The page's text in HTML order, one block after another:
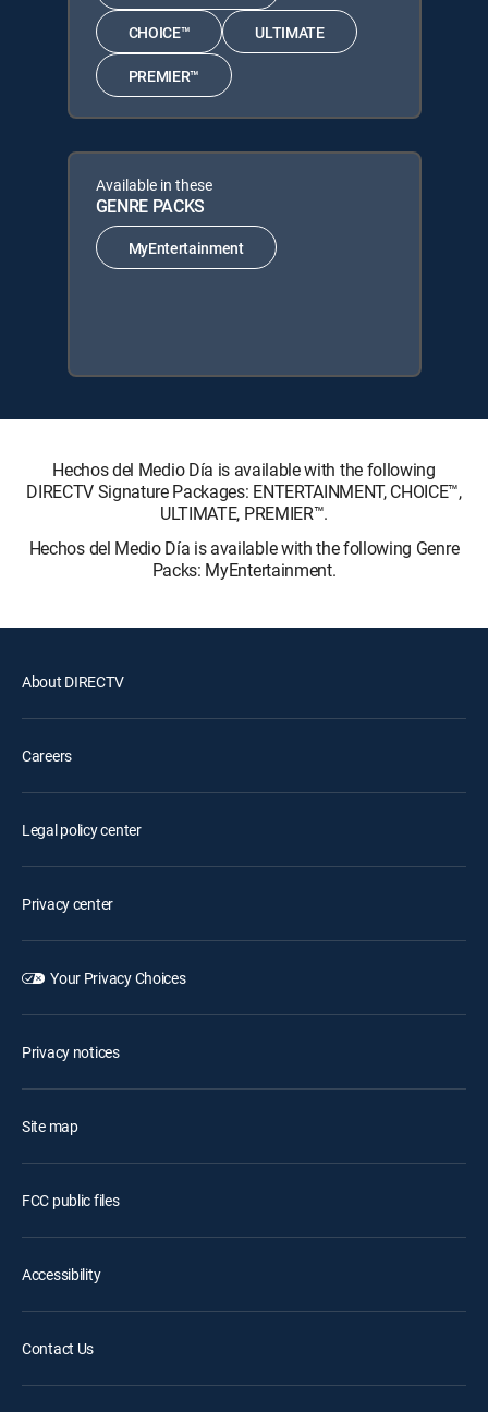
CHOICE™ ULTIMATE
PREMIER™
Available in these
GENRE PACKS
MyEntertainment
Hechos del Medio Día is available with the following
DIRECTV Signature Packages: ENTERTAINMENT, CHOICE™,
ULTIMATE, PREMIER™.
Hechos del Medio Día is available with the following Genre
Packs: MyEntertainment.
About DIRECTV
Careers
Legal policy center
Privacy center
Your Privacy Choices
Privacy notices
Site map
FCC public files
Accessibility
Contact Us